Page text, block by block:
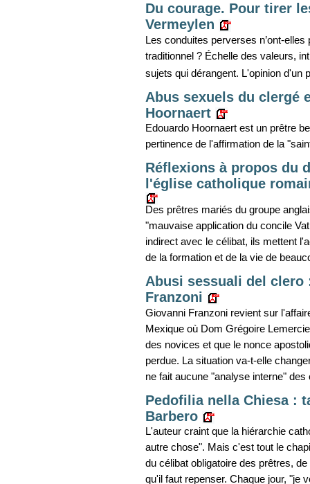
Du courage. Pour tirer
Vermeylen
Les conduites perverses n’ont-
traditionnel ? Échelle des valeurs,
sujets qui dérangent. L'opinion d'un
Abus sexuels du clergé
Hoornaert
Edouardo Hoornaert est un prêtre
pertinence de l'affirmation de la
Réflexions à propos du
l'église catholique
Des prêtres mariés du groupe
"mauvaise application du concile
indirect avec le célibat, ils mettent
de la formation et de la vie de
Abusi sessuali del clero
Franzoni
Giovanni Franzoni revient sur
Mexique où Dom Grégoire
des novices et que le nonce
perdue. La situation va-t-elle
ne fait aucune "analyse interne"
Pedofilia nella Chiesa :
Barbero
L'auteur craint que la hiérarchie
autre chose". Mais c'est tout le
du célibat obligatoire des prêtres,
qu'il faut repenser. Chaque jour, "je